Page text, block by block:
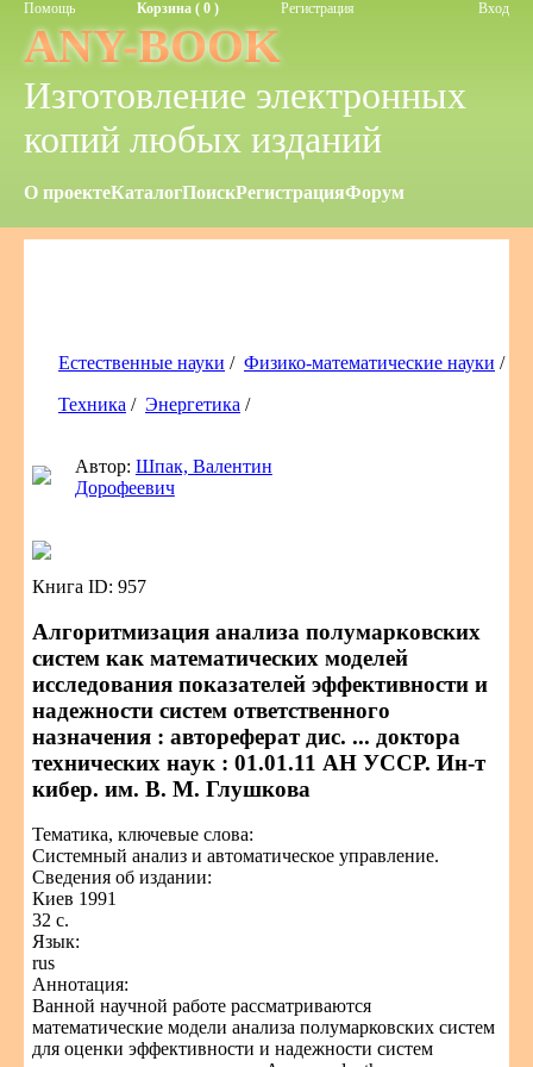
Помощь Корзина ( 0 ) Регистрация Вход
ANY-BOOK
Изготовление электронных
копий любых изданий
О проектеКаталогПоискРегистрацияФорум
Естественные науки / Физико-математические науки /
Техника / Энергетика /
Автор: Шпак, Валентин
Дорофеевич
Книга ID: 957
Алгоритмизация анализа полумарковских
систем как математических моделей
исследования показателей эффективности и
надежности систем ответственного
назначения : автореферат дис. ... доктора
технических наук : 01.01.11 АН УССР. Ин-т
кибер. им. В. М. Глушкова
Тематика, ключевые слова:
Системный анализ и автоматическое управление.
Сведения об издании:
Киев 1991
32 с.
Язык:
rus
Аннотация:
Ванной научной работе рассматриваются
математические модели анализа полумарковских систем
для оценки эффективности и надежности систем